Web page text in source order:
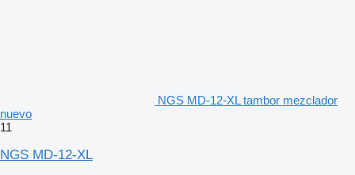
NGS MD-12-XL tambor mezclador
nuevo
11
NGS MD-12-XL